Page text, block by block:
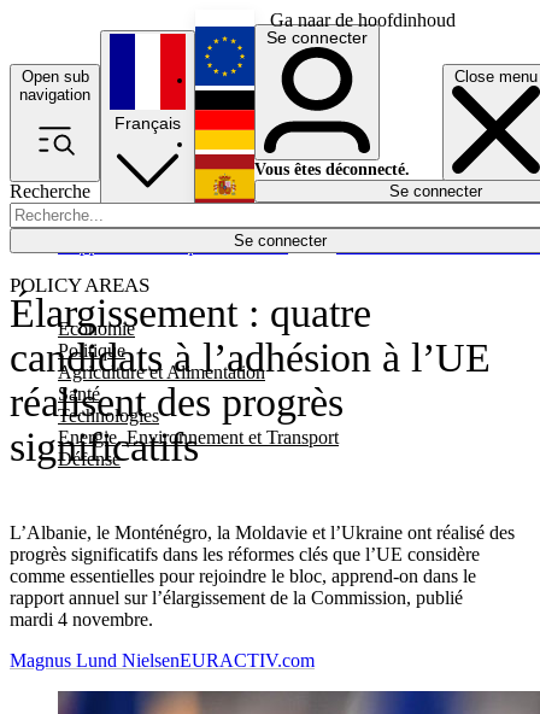
Ga naar de hoofdinhoud
Open sub
navigation
Close menu
Recherche
Se connecter
POLICY AREAS
Economie
Politique
Agriculture et Alimentation
Santé
Technologies
Energie, Environnement et Transport
Défense
Économie
Français
English
Deutsch
Español
Se connecter
Vous êtes déconnecté.
Se connecter
Élargissement : quatre
candidats à l’adhésion à l’UE
réalisent des progrès
significatifs
L’Albanie, le Monténégro, la Moldavie et l’Ukraine ont réalisé des
progrès significatifs dans les réformes clés que l’UE considère
comme essentielles pour rejoindre le bloc, apprend-on dans le
rapport annuel sur l’élargissement de la Commission, publié
mardi 4 novembre.
Magnus Lund NielsenEURACTIV.com